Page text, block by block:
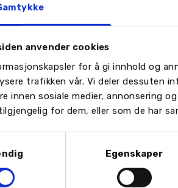
anvender cookies
for å gi innhold og
trafikken vår. Vi deler dessuten
innen sosiale medier, annonsering
for dem, eller som de har
Egenskaper
cruisekontroll,
Pluss – våre beste bruktbiler
Sports Executive
av Auris TS 2014-
Flott kombinasjon mellom
og AFS, samt